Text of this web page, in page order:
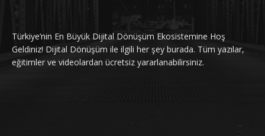
Türkiye’nin En Büyük Dijital Dönüşüm Ekosistemine Hoş
Geldiniz! Dijital Dönüşüm ile ilgili her şey burada. Tüm yazılar,
eğitimler ve videolardan ücretsiz yararlanabilirsiniz.